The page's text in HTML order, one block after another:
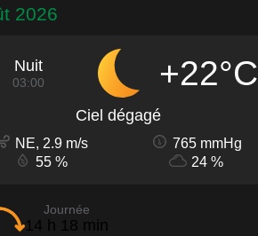
2026
Nuit
03:00 +22°C
Ciel dégagé
NE, 2.9 m/s
765 mmHg
55 %
24 %
Journée
14 h 18 min